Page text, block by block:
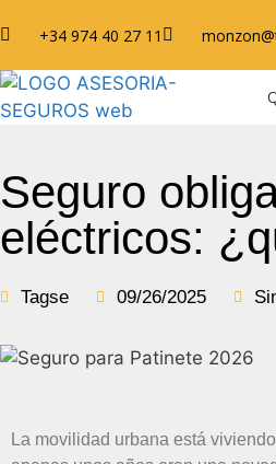
+34 974 40 27 11
Seguro
eléctricos:
Tagse 09/26/2025
La movilidad urbana está